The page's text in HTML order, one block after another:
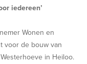
iedereen’
Wonen en
voor de bouw van
in Heiloo.